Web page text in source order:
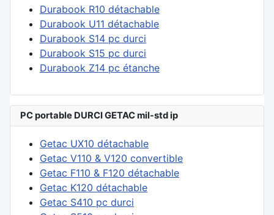
Durabook R10 détachable
Durabook U11 détachable
Durabook S14 pc durci
Durabook S15 pc durci
Durabook Z14 pc étanche
PC portable DURCI GETAC mil-std ip
Getac UX10 détachable
Getac V110 & V120 convertible
Getac F110 & F120 détachable
Getac K120 détachable
Getac S410 pc durci